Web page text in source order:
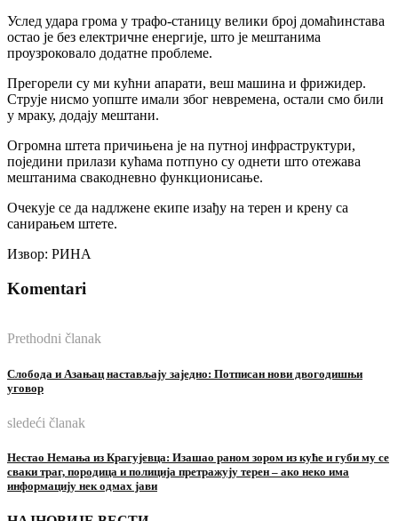
Услед удара грома у трафо-станицу велики број домаћинстава
остао је без електричне енергије, што је мештанима
проузроковало додатне проблеме.
Прегорели су ми кућни апарати, веш машина и фрижидер.
Струје нисмо уопште имали због невремена, остали смо били
у мраку, додају мештани.
Огромна штета причињена је на путној инфраструктури,
поједини прилази кућама потпуно су однети што отежава
мештанима свакодневно функционисање.
Очекује се да надлжене екипе изађу на терен и крену са
санирањем штете.
Извор: РИНА
Komentari
Prethodni članak
Слобода и Азањац настављају заједно: Потписан нови двогодишњи
уговор
sledeći članak
Нестао Немања из Крагујевца: Изашао раном зором из куће и губи му се
сваки траг, породица и полиција претражују терен – ако неко има
информацију нек одмах јави